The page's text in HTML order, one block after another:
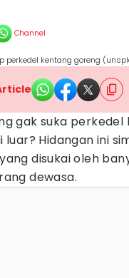
Channel
perkedel kentang goreng
gak suka
luar? Hidangan ini
disukai oleh
dewasa.